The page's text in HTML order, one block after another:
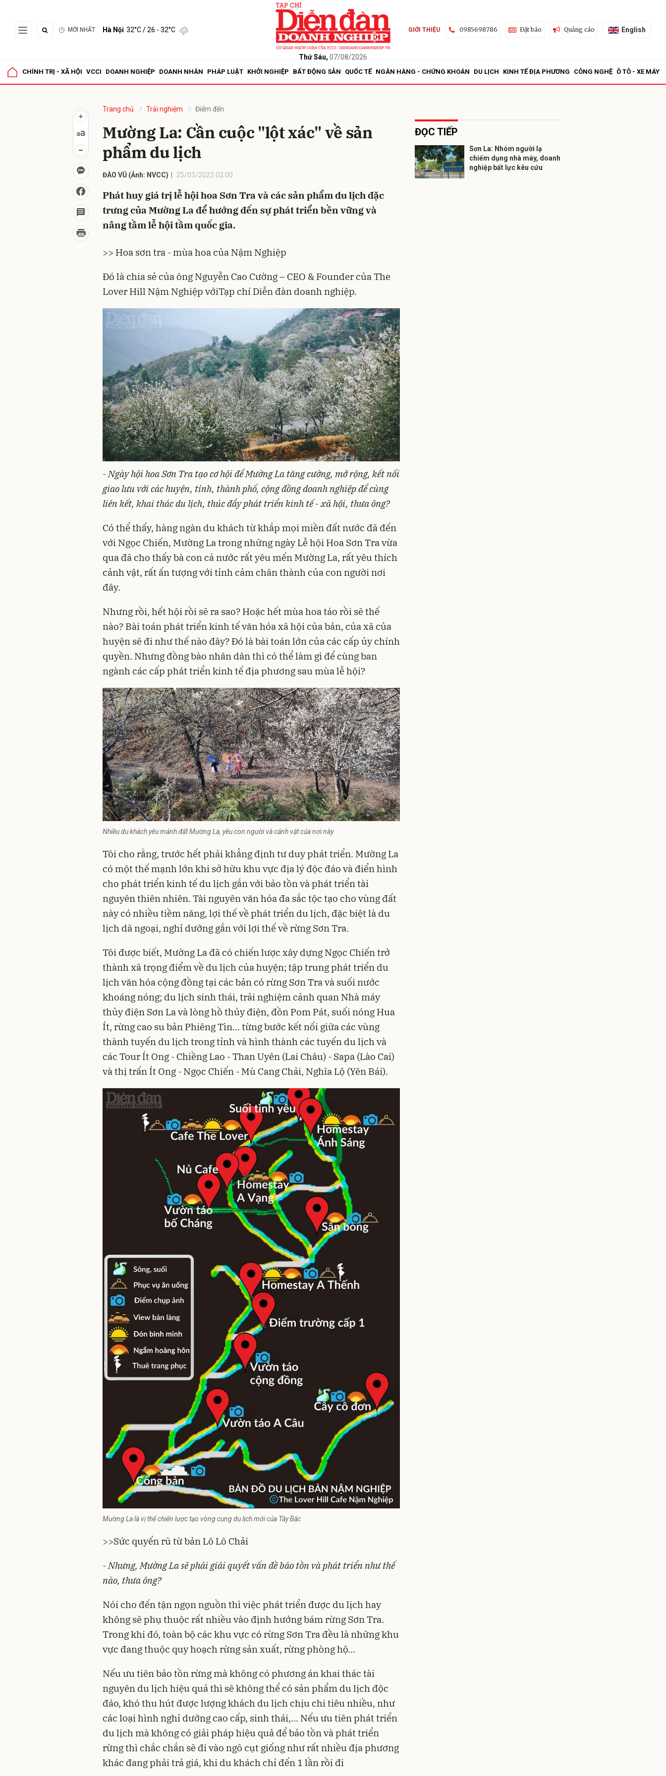
MỚI NHẤT Hà Nội 32°C/ 26 - 32°C
Thứ Sáu, 07/08/2026
GIỚI THIỆU 0985698786 Đặt báo Quảng cáo English
CHÍNH TRỊ - XÃ HỘI VCCI DOANH NGHIỆP DOANH NHÂN PHÁP LUẬT KHỞI NGHIỆP BẤT ĐỘNG SẢN QUỐC TẾ NGÂN HÀNG - CHỨNG KHOÁN DU LỊCH KINH TẾ ĐỊA PHƯƠNG CÔNG NGHỆ Ô TÔ - XE MÁY
Trang chủ Trải nghiệm Điểm đến
Mường La: Cần cuộc "lột xác" về sản
phẩm du lịch
ĐÀO VŨ (Ảnh: NVCC) 25/03/2023 02:00
Phát huy giá trị lễ hội hoa Sơn Tra và các sản phẩm du lịch đặc
trưng của Mường La để hướng đến sự phát triển bền vững và
nâng tầm lễ hội tầm quốc gia.
>> Hoa sơn tra - mùa hoa của Nậm Nghiệp
Đó là chia sẻ của ông Nguyễn Cao Cường – CEO & Founder của The
Lover Hill Nậm Nghiệp vớiTạp chí Diễn đàn doanh nghiệp.
- Ngày hội hoa Sơn Tra tạo cơ hội để Mường La tăng cường, mở rộng, kết nối
giao lưu với các huyện, tỉnh, thành phố, cộng đồng doanh nghiệp để cùng
liên kết, khai thác du lịch, thúc đẩy phát triển kinh tế - xã hội, thưa ông?
Có thể thấy, hàng ngàn du khách từ khắp mọi miền đất nước đã đến
với Ngọc Chiến, Mường La trong những ngày Lễ hội Hoa Sơn Tra vừa
qua đã cho thấy bà con cả nước rất yêu mến Mường La, rất yêu thích
cảnh vật, rất ấn tượng với tỉnh cảm chân thành của con người nơi
đây.
Nhưng rồi, hết hội rồi sẽ ra sao? Hoặc hết mùa hoa táo rồi sẽ thế
nào? Bài toán phát triển kinh tế văn hóa xã hội của bản, của xã của
huyện sẽ đi như thế nào đây? Đó là bài toán lớn của các cấp ủy chính
quyền. Nhưng đồng bào nhân dân thì có thể làm gì để cùng ban
ngành các cấp phát triển kinh tế địa phương sau mùa lễ hội?
Nhiều du khách yêu mảnh đất Mường La, yêu con người và cảnh vật của nơi này
Tôi cho rằng, trước hết phải khẳng định tư duy phát triển. Mường La
có một thế mạnh lớn khi sở hữu khu vực địa lý độc đáo và điển hình
cho phát triển kinh tế du lịch gắn với bảo tồn và phát triển tài
nguyên thiên nhiên. Tài nguyên văn hóa đa sắc tộc tạo cho vùng đất
này có nhiều tiềm năng, lợi thế về phát triển du lịch, đặc biệt là du
lịch dã ngoại, nghỉ dưỡng gắn với lợi thế về rừng Sơn Tra.
Tôi được biết, Mường La đã có chiến lược xây dựng Ngọc Chiến trở
thành xã trọng điểm về du lịch của huyện; tập trung phát triển du
lịch văn hóa cộng đồng tại các bản có rừng Sơn Tra và suối nước
khoáng nóng; du lịch sinh thái, trải nghiệm cảnh quan Nhà máy
thủy điện Sơn La và lòng hồ thủy điện, đồn Pom Pát, suối nóng Hua
Ít, rừng cao su bản Phiêng Tìn... từng bước kết nối giữa các vùng
thành tuyến du lịch trong tỉnh và hình thành các tuyến du lịch và
các Tour Ít Ong - Chiềng Lao - Than Uyên (Lai Châu) - Sapa (Lào Cai)
và thị trấn Ít Ong - Ngọc Chiến - Mù Cang Chải, Nghĩa Lộ (Yên Bái).
Mường La là vị thế chiến lược tạo vòng cung du lịch mới của Tây Bắc
>>Sức quyến rũ từ bản Lô Lô Chải
- Nhưng, Mường La sẽ phải giải quyết vấn đề bảo tồn và phát triển như thế
nào, thưa ông?
Nói cho đến tận ngọn nguồn thì việc phát triển được du lịch hay
không sẽ phụ thuộc rất nhiều vào định hướng bám rừng Sơn Tra.
Trong khi đó, toàn bộ các khu vực có rừng Sơn Tra đều là những khu
vực đang thuộc quy hoạch rừng sản xuất, rừng phòng hộ...
Nếu ưu tiên bảo tồn rừng mà không có phương án khai thác tài
nguyên du lịch hiệu quả thì sẽ không thể có sản phẩm du lịch độc
đáo, khó thu hút được lượng khách du lịch chịu chi tiêu nhiều, như
các loại hình nghỉ dưỡng cao cấp, sinh thái,... Nếu ưu tiên phát triển
du lịch mà không có giải pháp hiệu quả để bảo tồn và phát triển
rừng thì chắc chắn sẽ đi vào ngõ cụt giống như rất nhiều địa phương
khác đang phải trả giá, khi du khách chỉ đến 1 lần rồi đi
ĐỌC TIẾP
Sơn La: Nhóm người lạ
chiếm dụng nhà máy, doanh
nghiệp bất lực kêu cứu
Gửi